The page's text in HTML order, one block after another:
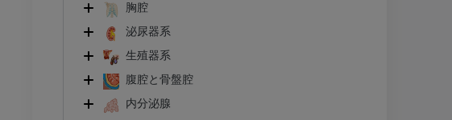
胸腔
泌尿器系
生殖器系
腹腔と骨盤腔
内分泌腺